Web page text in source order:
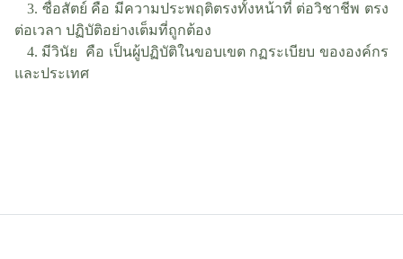
3. ซื่อสัตย์ คือ มีความประพฤติตรงทั้งหน้าที่ ต่อวิชาชีพ ตรง
ต่อเวลา ปฏิบัติอย่างเต็มที่ถูกต้อง
4. มีวินัย คือ เป็นผู้ปฏิบัติในขอบเขต กฏระเบียบ ขององค์กร
และประเทศ